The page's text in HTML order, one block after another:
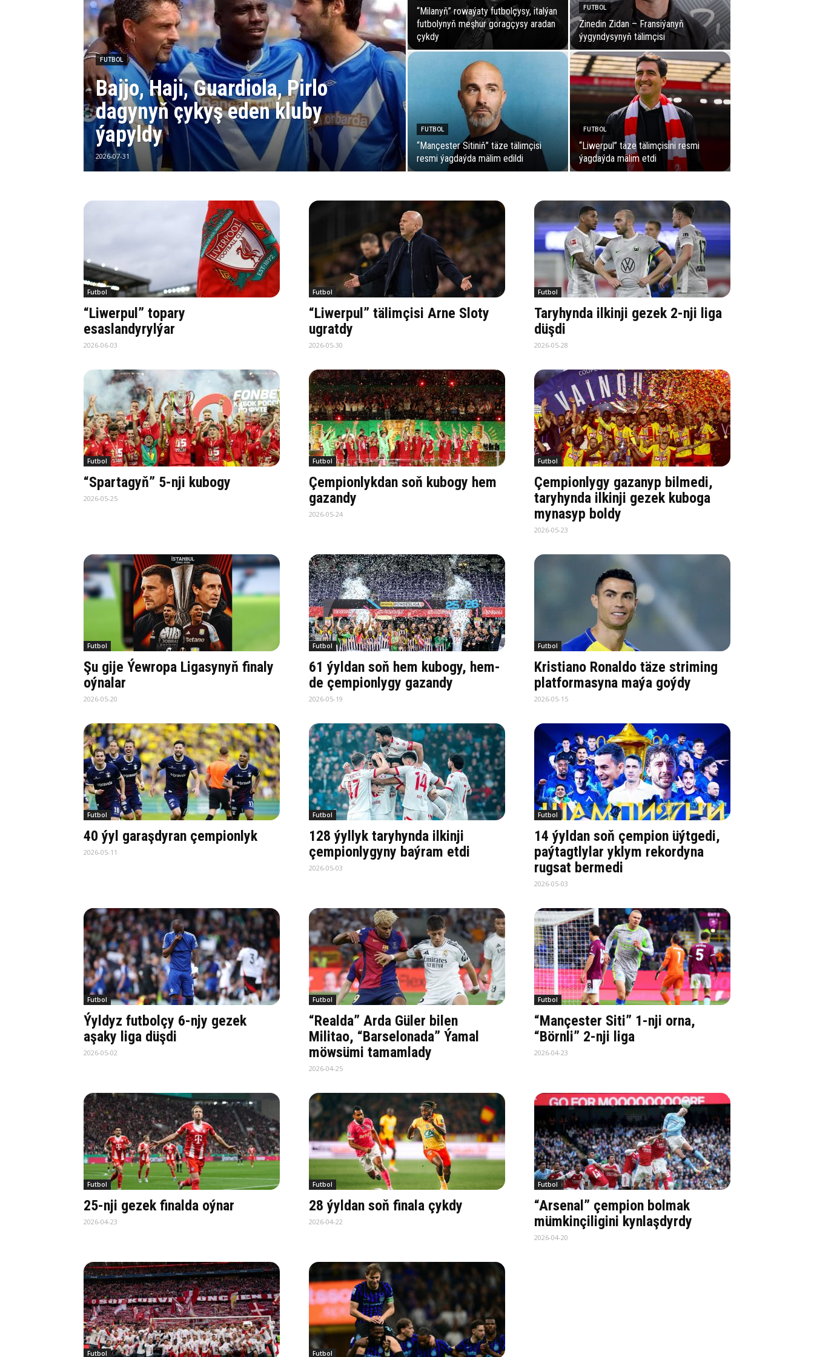
FUTBOL
Bajjo, Haji, Guardiola, Pirlo
dagynyň çykyş eden kluby
ýapyldy
2026-07-31
“Milanyň” rowaýaty futbolçysy, italýan
futbolynyň meşhur goragçysy aradan
çykdy
FUTBOL
Zinedin Zidan – Fransiýanyň
ýygyndysynyň tälimçisi
FUTBOL
“Mançester Sitiniň” täze tälimçisi
resmi ýagdaýda mälim edildi
FUTBOL
“Liwerpul” täze tälimçisini resmi
ýagdaýda mälim etdi
Futbol
“Liwerpul” topary
esaslandyrylýar
2026-06-03
Futbol
“Liwerpul” tälimçisi Arne Sloty
ugratdy
2026-05-30
Futbol
Taryhynda ilkinji gezek 2-nji liga
düşdi
2026-05-28
Futbol
“Spartagyň” 5-nji kubogy
2026-05-25
Futbol
Çempionlykdan soň kubogy hem
gazandy
2026-05-24
Futbol
Çempionlygy gazanyp bilmedi,
taryhynda ilkinji gezek kuboga
mynasyp boldy
2026-05-23
Futbol
Şu gije Ýewropa Ligasynyň finaly
oýnalar
2026-05-20
Futbol
61 ýyldan soň hem kubogy, hem-
de çempionlygy gazandy
2026-05-19
Futbol
Kristiano Ronaldo täze striming
platformasyna maýa goýdy
2026-05-15
Futbol
40 ýyl garaşdyran çempionlyk
2026-05-11
Futbol
128 ýyllyk taryhynda ilkinji
çempionlygyny baýram etdi
2026-05-03
Futbol
14 ýyldan soň çempion üýtgedi,
paýtagtlylar yklym rekordyna
rugsat bermedi
2026-05-03
Futbol
Ýyldyz futbolçy 6-njy gezek
aşaky liga düşdi
2026-05-02
Futbol
“Realda” Arda Güler bilen
Militao, “Barselonada” Ýamal
möwsümi tamamlady
2026-04-25
Futbol
“Mançester Siti” 1-nji orna,
“Börnli” 2-nji liga
2026-04-23
Futbol
25-nji gezek finalda oýnar
2026-04-23
Futbol
28 ýyldan soň finala çykdy
2026-04-22
Futbol
“Arsenal” çempion bolmak
mümkinçiligini kynlaşdyrdy
2026-04-20
Futbol Futbol